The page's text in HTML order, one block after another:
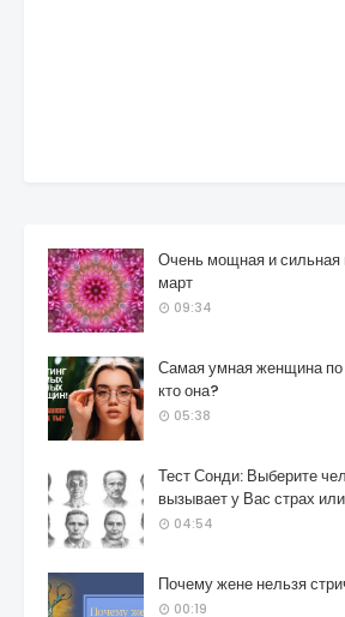
Очень мощная и сильная
март
09:34
Самая умная женщина по
кто она?
05:38
Тест Сонди: Выберите
вызывает у Вас страх
04:54
Почему жене нельзя
00:19